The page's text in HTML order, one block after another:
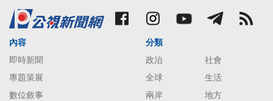
內容
即時新聞
專題策展
數位敘事
分類
政治
社會
全球
生活
兩岸
地方